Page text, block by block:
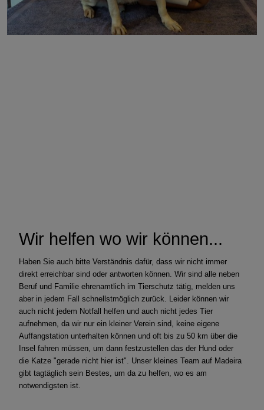
Wir helfen wo wir können...
Haben Sie auch bitte Verständnis dafür, dass wir nicht immer
direkt erreichbar sind oder antworten können. Wir sind alle neben
Beruf und Familie ehrenamtlich im Tierschutz tätig, melden uns
aber in jedem Fall schnellstmöglich zurück. Leider können wir
auch nicht jedem Notfall helfen und auch nicht jedes Tier
aufnehmen, da wir nur ein kleiner Verein sind, keine eigene
Auffangstation unterhalten können und oft bis zu 50 km über die
Insel fahren müssen, um dann festzustellen das der Hund oder
die Katze "gerade nicht hier ist". Unser kleines Team auf Madeira
gibt tagtäglich sein Bestes, um da zu helfen, wo es am
notwendigsten ist.